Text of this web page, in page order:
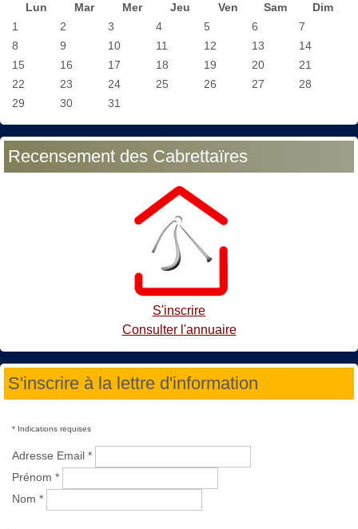
Lun
Mar Mer Jeu Ven Sam
Dim
1
2 3 4 5 6
7
8
9 10 11 12 13
14
15
16 17 18 19 20
21
22
23 24 25 26 27
28
29
30 31
Recensement des Cabrettaïres
S'inscrire
Consulter l'annuaire
S'inscrire à la lettre d'information
* Indications requises
Adresse Email *
Prénom *
Nom *